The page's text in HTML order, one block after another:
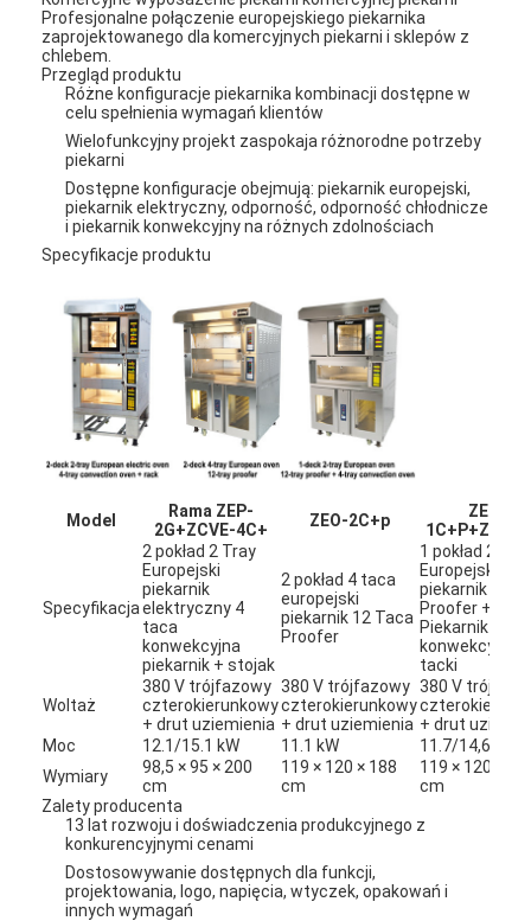
Profesjonalne połączenie europejskiego piekarnika
zaprojektowanego dla komercyjnych piekarni i sklepów z
chlebem.
Przegląd produktu
Różne konfiguracje piekarnika kombinacji dostępne w
celu spełnienia wymagań klientów
Wielofunkcyjny projekt zaspokaja różnorodne potrzeby
piekarni
Dostępne konfiguracje obejmują: piekarnik europejski,
piekarnik elektryczny, odporność, odporność chłodnicze
i piekarnik konwekcyjny na różnych zdolnościach
Specyfikacje produktu
Model
Rama ZEP-
2G+ZCVE-4C+
ZEO-2C+p
ZEO-
Specyfikacja
2 pokład 2 Tray
Europejski
piekarnik
elektryczny 4
taca
konwekcyjna
piekarnik + stojak
2 pokład 4 taca
europejski
piekarnik 12 Taca
Proofer
1 pokład 2
Europejski
piekarnik 12
Proofer + 4
Piekarnik
konwekcyjny
tacki
Woltaż
380 V trójfazowy
czterokierunkowy
+ drut uziemienia
380 V trójfazowy
czterokierunkowy
+ drut uziemienia
380 V
+ drut
Moc
12.1/15.1 kW 11.1 kW
11.7/14,6 kW
Wymiary
98,5 × 95 × 200
cm
119 × 120 × 188
cm
119 × 120 ×
cm
Zalety producenta
13 lat rozwoju i doświadczenia produkcyjnego z
konkurencyjnymi cenami
Dostosowywanie dostępnych dla funkcji,
projektowania, logo, napięcia, wtyczek, opakowań i
innych wymagań